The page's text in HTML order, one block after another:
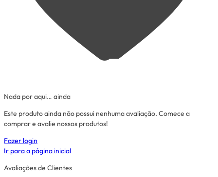
Nada por aqui… ainda
Este produto ainda não possui nenhuma avaliação. Comece a
comprar e avalie nossos produtos!
Fazer login
Ir para a página inicial
Avaliações de Clientes